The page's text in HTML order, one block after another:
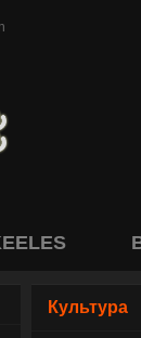
Культура